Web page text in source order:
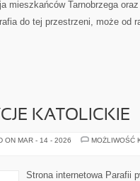
mieszkańców Tarnobrzega
do tej przestrzeni, może od
KATOLICKIE
ON MAR - 14 - 2026
MOŻLIWOŚĆ
Strona internetowa Parafii